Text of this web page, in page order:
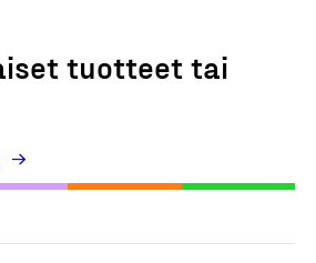
tuotteet tai